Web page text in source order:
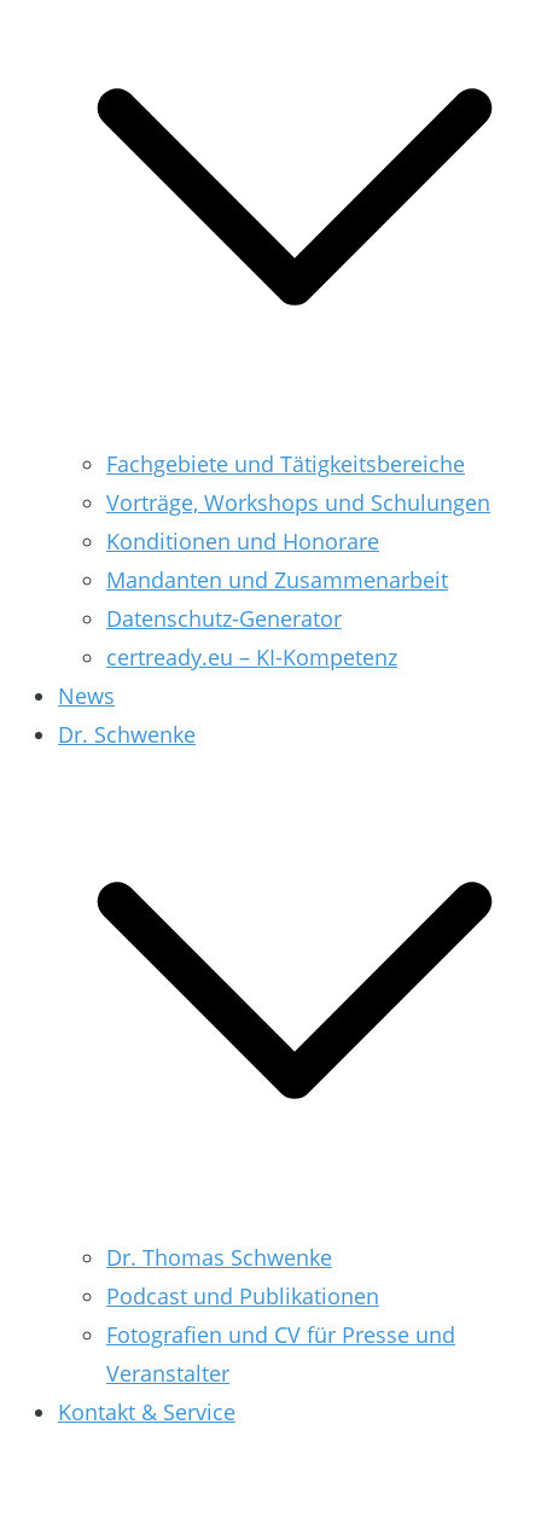
Fachgebiete und Tätigkeitsbereiche
Vorträge, Workshops und Schulungen
Konditionen und Honorare
Mandanten und Zusammenarbeit
Datenschutz-Generator
certready.eu – KI-Kompetenz
News
Dr. Schwenke
Dr. Thomas Schwenke
Podcast und Publikationen
Fotografien und CV für Presse und
Veranstalter
Kontakt & Service